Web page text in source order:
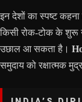
इन देशों का स्पष्ट
किसी रोक-टोक के शुरू
उछाल आ सकता है।
समुदाय को रक्षात्मक